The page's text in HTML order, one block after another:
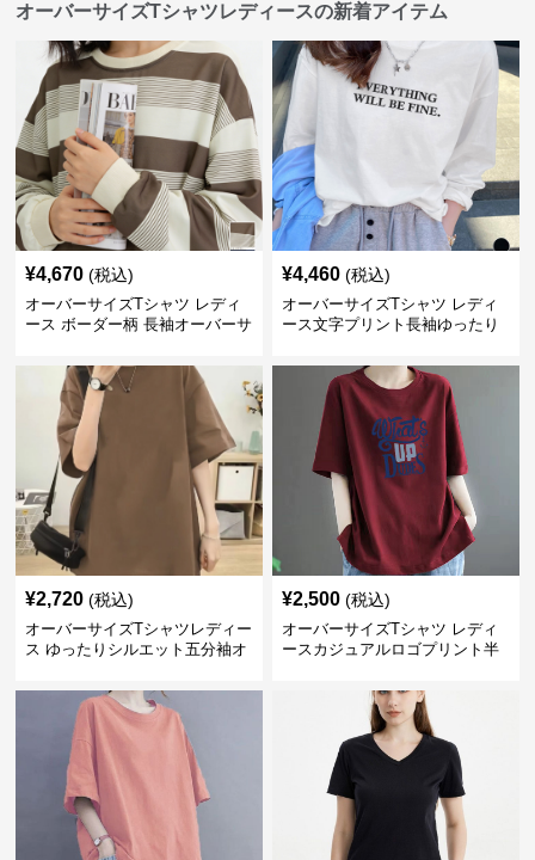
オーバーサイズTシャツレディースの新着アイテム
¥4,670 (税込)
オーバーサイズTシャツ レディ
ース ボーダー柄 長袖オーバーサ
¥4,460 (税込)
オーバーサイズTシャツ レディ
ース文字プリント長袖ゆったり
¥2,720 (税込)
オーバーサイズTシャツレディー
ス ゆったりシルエット五分袖オ
¥2,500 (税込)
オーバーサイズTシャツ レディ
ースカジュアルロゴプリント半